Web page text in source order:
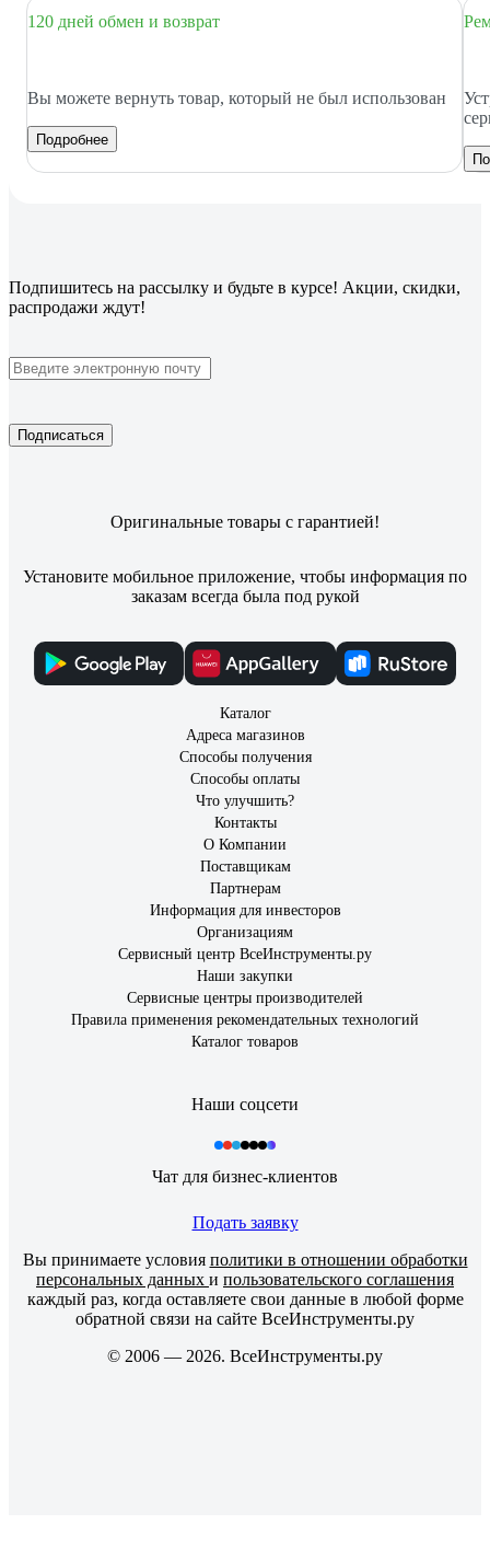
120 дней обмен и возврат
Вы можете вернуть товар, который не был использован
Подробнее
Подпишитесь на рассылку и будьте в курсе! Акции, скидки,
распродажи ждут!
Подписаться
Оригинальные товары с гарантией!
Установите мобильное приложение, чтобы информация по
заказам всегда была под рукой
Каталог
Адреса магазинов
Способы получения
Способы оплаты
Что улучшить?
Контакты
О Компании
Поставщикам
Партнерам
Информация для инвесторов
Организациям
Сервисный центр ВсеИнструменты.ру
Наши закупки
Сервисные центры производителей
Правила применения рекомендательных технологий
Каталог товаров
Наши соцсети
Чат для бизнес-клиентов
Подать заявку
Вы принимаете условия политики в отношении обработки
персональных данных и пользовательского соглашения
каждый раз, когда оставляете свои данные в любой форме
обратной связи на сайте ВсеИнструменты.ру
© 2006 — 2026. ВсеИнструменты.ру